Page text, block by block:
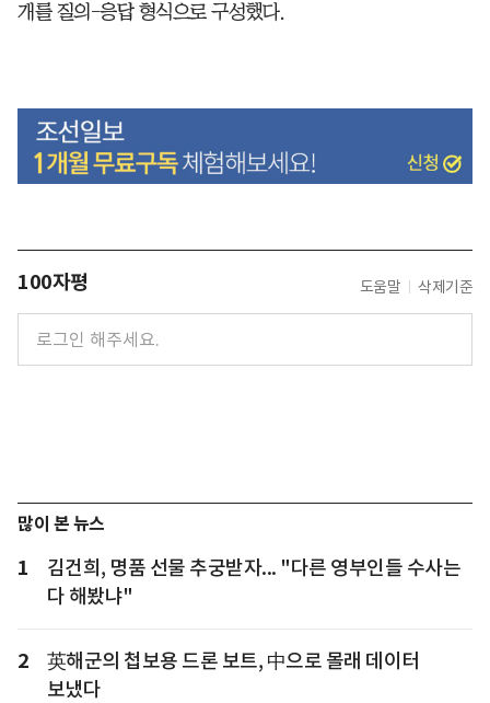
개를 질의-응답 형식으로 구성했다.
100자평 도움말 삭제기준
많이 본 뉴스
1
김건희, 명품 선물 추궁받자... "다른 영부인들 수사는
다 해봤냐"
2
英해군의 첩보용 드론 보트, 中으로 몰래 데이터
보냈다